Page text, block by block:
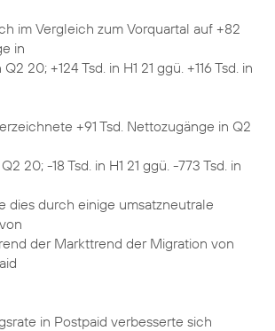
im Vergleich zum Vorquartal auf +82
in
20; +124 Tsd. in H1 21 ggü. +116 Tsd. in
+91 Tsd. Nettozugänge in Q2
20; -18 Tsd. in H1 21 ggü. -773 Tsd. in
dies durch einige umsatzneutrale
der Markttrend der Migration von
in Postpaid verbesserte sich